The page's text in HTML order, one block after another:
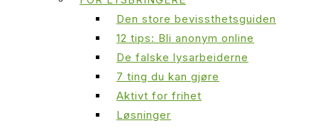
Den store bevissthetsguiden
12 tips: Bli anonym online
De falske lysarbeiderne
7 ting du kan gjøre
Aktivt for frihet
Løsninger